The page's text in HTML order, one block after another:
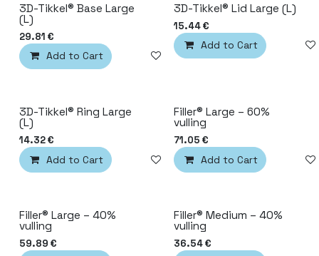
3D-Tikkel® Base Large
(L)
29.81 €
Add to Cart Add to wishlist
3D-Tikkel® Lid Large (L)
15.44€
Add to Cart
3D-Tikkel® Ring Large
(L)
14.32€
Add to Cart Add to wishlist
Filler® Large – 60%
vulling
71.05 €
Add to Cart
Filler® Large – 40%
vulling
59.89 €
Filler® Medium – 40%
vulling
36.54€